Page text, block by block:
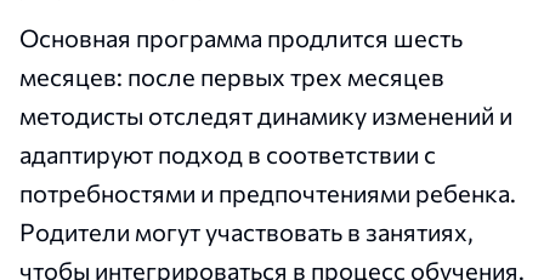
Основная программа продлится шесть
месяцев: после первых трех месяцев
методисты отследят динамику изменений и
адаптируют подход в соответствии с
потребностями и предпочтениями ребенка.
Родители могут участвовать в занятиях,
чтобы интегрироваться в процесс обучения.